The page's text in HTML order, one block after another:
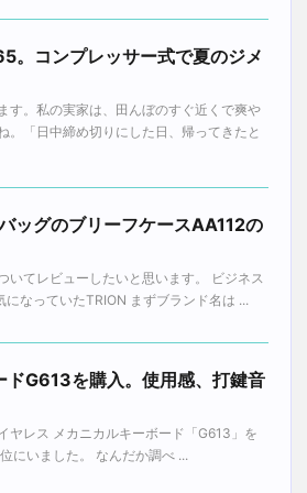
。コンプレッサー式で夏のジメ
す。私の実家は、田んぼのすぐ近くで爽や
「日中締め切りにした日、帰ってきたと
ッグのブリーフケースAA112の
いてレビューしたいと思います。 ビジネス
なっていたTRION まずブランド名は ...
G613を購入。使用感、打鍵音
レス メカニカルキーボード「G613」を
にいました。 なんだか調べ ...